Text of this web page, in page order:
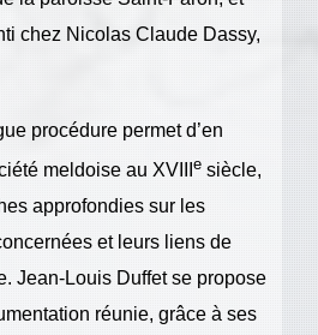
chez Nicolas Claude Dassy,
procédure permet d’en
meldoise au XVIII e siècle,
approfondies sur les
et leurs liens de
Jean-Louis Duffet se propose
réunie, grâce à ses